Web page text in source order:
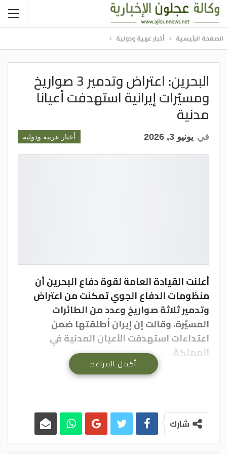
الصفحة الرئيسية أخبار عربية ودولية
البحرين: اعتراض وتدمير 3 صواريخ
ومسيّرات إيرانية استهدفت أعيانا
مدنية
أخبار عربية ودولية في يونيو 3, 2026
أعلنت القيادة العامة لقوة دفاع البحرين أن
منظومات الدفاع الجوي تمكنت من اعتراض
وتدمير ثلاثة صواريخ وعدد من الطائرات
المسيّرة، وقالت إن إيران أطلقتها ضمن
اعتداءات استهدفت الأعيان المدنية في
المملكة.
وقالت القيادة العامة البحرينية، في بيان
بالصواريخ والطائرات المسيّرة، مؤكدة أن
قواتها تعاملت مع الهجمات بـ”جاهزية قتالية
عالية” وتمكنت من إحباطها.
أكمل القراءة
شارك